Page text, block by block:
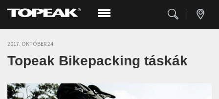
2017. OKTÓBER 24.
Topeak Bikepacking táskák